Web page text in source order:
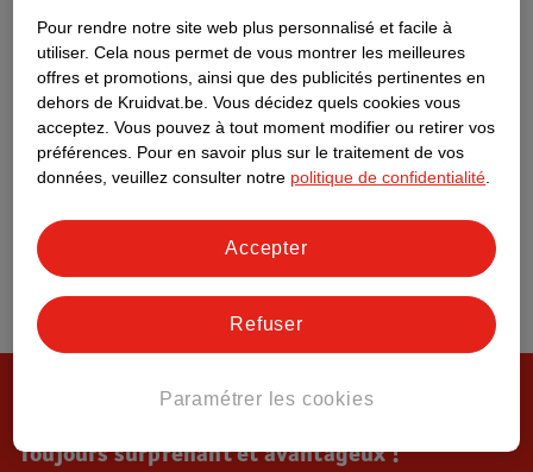
Toujours surprenant et avantageux !
Pour rendre notre site web plus personnalisé et facile à
utiliser. Cela nous permet de vous montrer les meilleures
offres et promotions, ainsi que des publicités pertinentes en
dehors de Kruidvat.be. Vous décidez quels cookies vous
acceptez. Vous pouvez à tout moment modifier ou retirer vos
préférences. Pour en savoir plus sur le traitement de vos
données, veuillez consulter notre politique de confidentialité
Paramétrer les cookies
Refuser
Accepter